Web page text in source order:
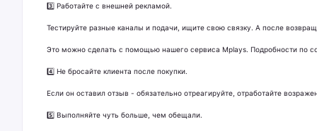
3️⃣ Работайте с внешней рекламой.
Тестируйте разные каналы и подачи, ищите свою связку. А после
Это можно сделать с помощью нашего сервиса Mplays. Подробности по
4️⃣ Не бросайте клиента после покупки.
Если он оставил отзыв - обязательно отреагируйте, отработайте
5️⃣ Выполняйте чуть больше, чем обещали.